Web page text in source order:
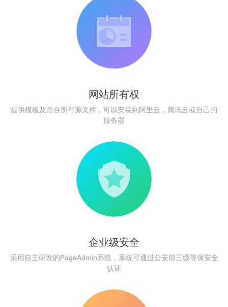
网站所有权
提供模板及后台所有源文件，可以安装到阿里云，腾讯云或自己的
服务器
企业级安全
采用自主研发的PageAdmin系统，系统可通过公安部三级等保安全
认证